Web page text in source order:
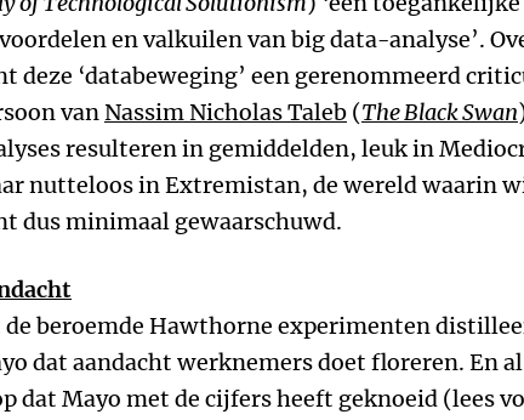
en valkuilen van big data-analyse’.
deze ‘databeweging’ een gerenommeerd
vanNassim Nicholas Taleb (The Black Swan
resulteren in gemiddelden, leuk in
nutteloos in Extremistan, de wereld waarin
dus minimaal gewaarschuwd.
de beroemde Hawthorne experimenten
dat aandacht werknemers doet floreren. En
dat Mayo met de cijfers heeft geknoeid (lees